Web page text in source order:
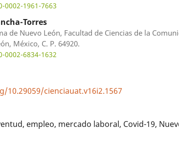
1961-7663
Torres
de Nuevo León, Facultad de Ciencias de la
México, C. P. 64920.
6834-1632
cienciauat.v16i2.1567
empleo, mercado laboral, Covid-19,